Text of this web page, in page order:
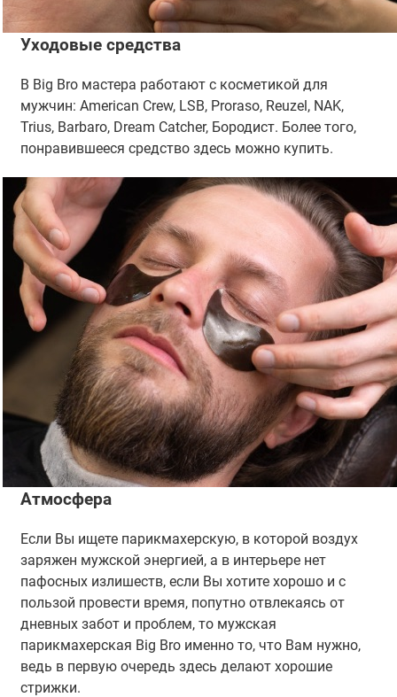
Уходовые средства
В Big Bro мастера работают с косметикой для
мужчин: American Crew, LSB, Proraso, Reuzel, NAK,
Trius, Barbaro, Dream Catcher, Бородист. Более того,
понравившееся средство здесь можно купить.
Атмосфера
Если Вы ищете парикмахерскую, в которой воздух
заряжен мужской энергией, а в интерьере нет
пафосных излишеств, если Вы хотите хорошо и с
пользой провести время, попутно отвлекаясь от
дневных забот и проблем, то мужская
парикмахерская Big Bro именно то, что Вам нужно,
ведь в первую очередь здесь делают хорошие
стрижки.